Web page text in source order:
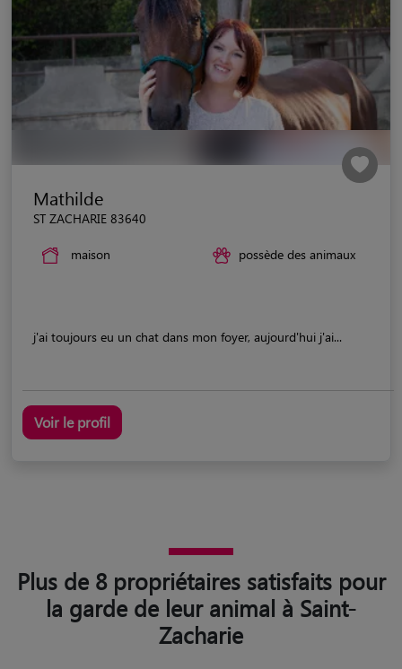
Mathilde
ST ZACHARIE 83640
maison possède des animaux
j'ai toujours eu un chat dans mon foyer, aujourd'hui j'ai...
Voir le profil
Plus de 8 propriétaires satisfaits pour
la garde de leur animal à Saint-
Zacharie